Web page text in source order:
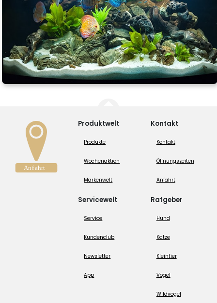
Produktwelt
Produkte
Wochenaktion
Markenwelt
Servicewelt
Service
Kundenclub
Newsletter
App
Kontakt
Kontakt
Öffnungszeiten
Anfahrt
Ratgeber
Hund
Katze
Kleintier
Vogel
Wildvogel